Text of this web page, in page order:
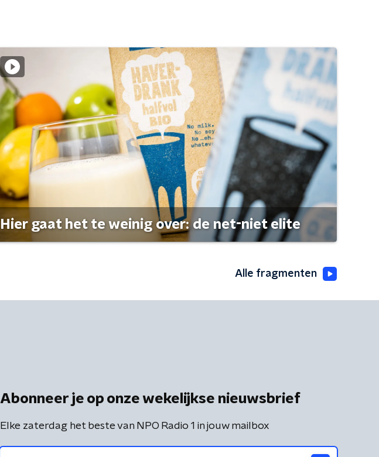
Hier gaat het te weinig over: de net-niet elite
Alle fragmenten
Abonneer je op onze wekelijkse nieuwsbrief
Elke zaterdag het beste van NPO Radio 1 in jouw mailbox